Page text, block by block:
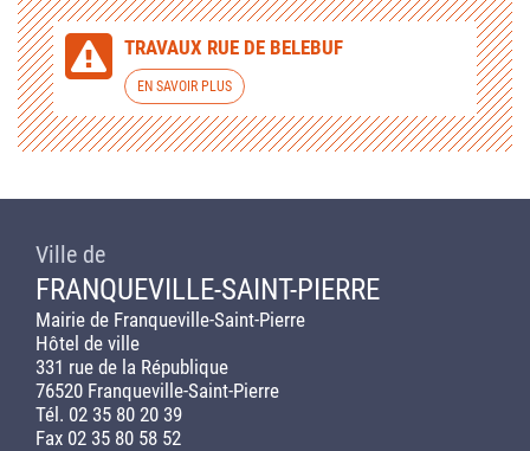
TRAVAUX RUE DE BELEBUF
EN SAVOIR PLUS
Ville de
FRANQUEVILLE-SAINT-PIERRE
Mairie de Franqueville-Saint-Pierre
Hôtel de ville
331 rue de la République
76520 Franqueville-Saint-Pierre
Tél. 02 35 80 20 39
Fax 02 35 80 58 52